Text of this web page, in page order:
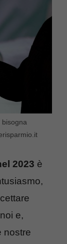
2023 è
e,
nostre